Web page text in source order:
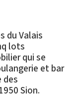
du Valais
lots
qui se
et bar
des
Sion.